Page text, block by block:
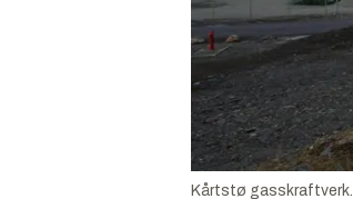
Kårtstø gasskraftverk.